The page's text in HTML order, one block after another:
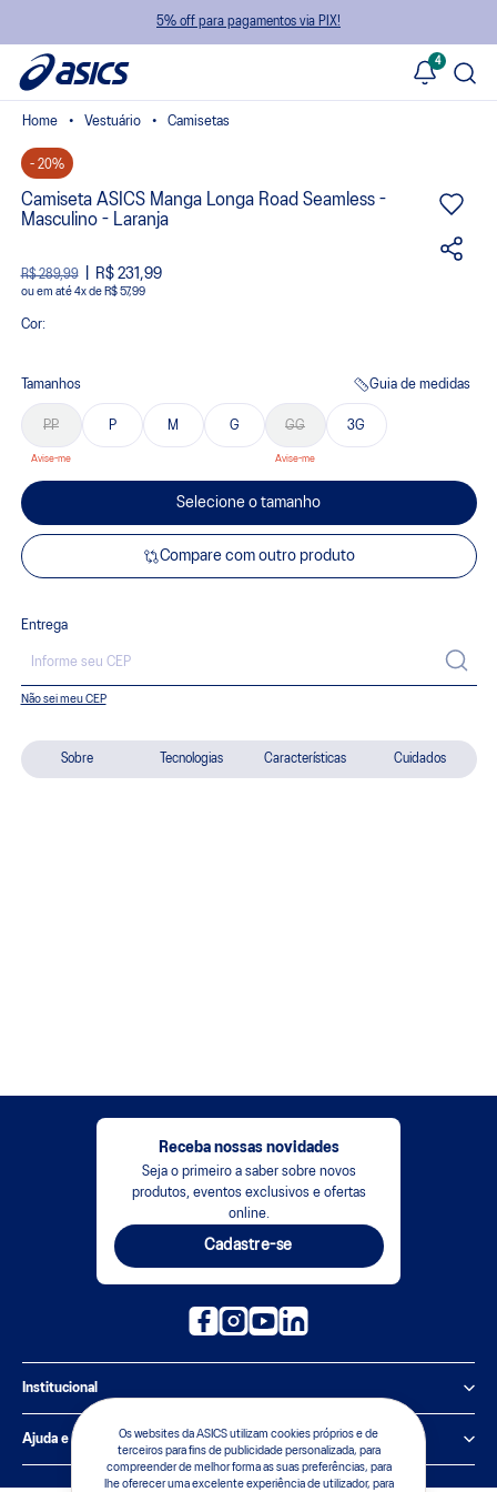
5% off para pagamentos via PIX!
4
Os websites da ASICS utilizam cookies próprios e de
terceiros para fins de publicidade personalizada, para
compreender de melhor forma as suas preferências, para
lhe oferecer uma excelente experiência de utilizador, para
Sobre Tecnologias Características Cuidados
Vestuário Camisetas
- 20%
Camiseta ASICS Manga Longa Road Seamless -
Masculino - Laranja
R$ 289,99 R$ 231,99
ou 4xde R$ 57,99
Cor:
Tamanhos Guia de medidas
PP P M G GG 3G
Selecione o tamanho
Compare com outro produto
Entrega
Não sei meu CEP
Receba nossas novidades
Seja o primeiro a saber sobre novos
produtos, eventos exclusivos e ofertas
online.
Cadastre-se
Institucional
Política de Privacidade
Sobre a ASICS
Ajuda e suporte
Central de Relacionamento